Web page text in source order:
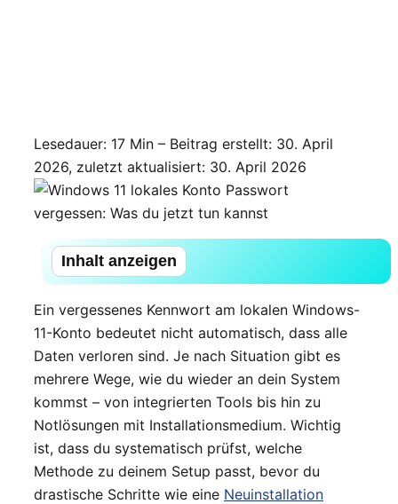
Lesedauer: 17 Min – Beitrag erstellt: 30. April
2026, zuletzt aktualisiert: 30. April 2026
Inhalt anzeigen
Ein vergessenes Kennwort am lokalen Windows-
11-Konto bedeutet nicht automatisch, dass alle
Daten verloren sind. Je nach Situation gibt es
mehrere Wege, wie du wieder an dein System
kommst – von integrierten Tools bis hin zu
Notlösungen mit Installationsmedium. Wichtig
ist, dass du systematisch prüfst, welche
Methode zu deinem Setup passt, bevor du
drastische Schritte wie eine Neuinstallation